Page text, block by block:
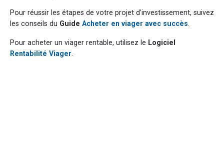
Pour réussir les étapes de votre projet d’investissement, suivez
les conseils du Guide Acheter en viager avec succès
Pour acheter un viager rentable, utilisez le Logiciel
Rentabilité Viager